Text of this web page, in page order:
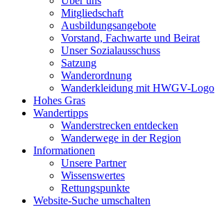
Mitgliedschaft
Ausbildungsangebote
Vorstand, Fachwarte und Beirat
Unser Sozialausschuss
Satzung
Wanderordnung
Wanderkleidung mit HWGV-Logo
Hohes Gras
Wandertipps
Wanderstrecken entdecken
Wanderwege in der Region
Informationen
Unsere Partner
Wissenswertes
Rettungspunkte
Website-Suche umschalten